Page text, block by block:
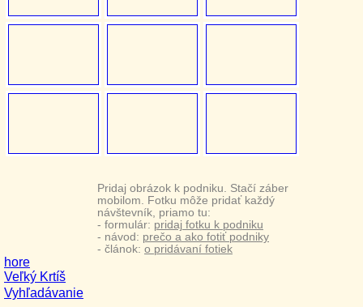
Vyhľadávanie
Pridaj obrázok k podniku. Stačí záber
mobilom. Fotku môže pridať každý
návštevník, priamo tu:
- formulár: pridaj fotku k podniku
- návod: prečo a ako fotiť podniky
- článok: o pridávaní fotiek
hore
Veľký Krtíš